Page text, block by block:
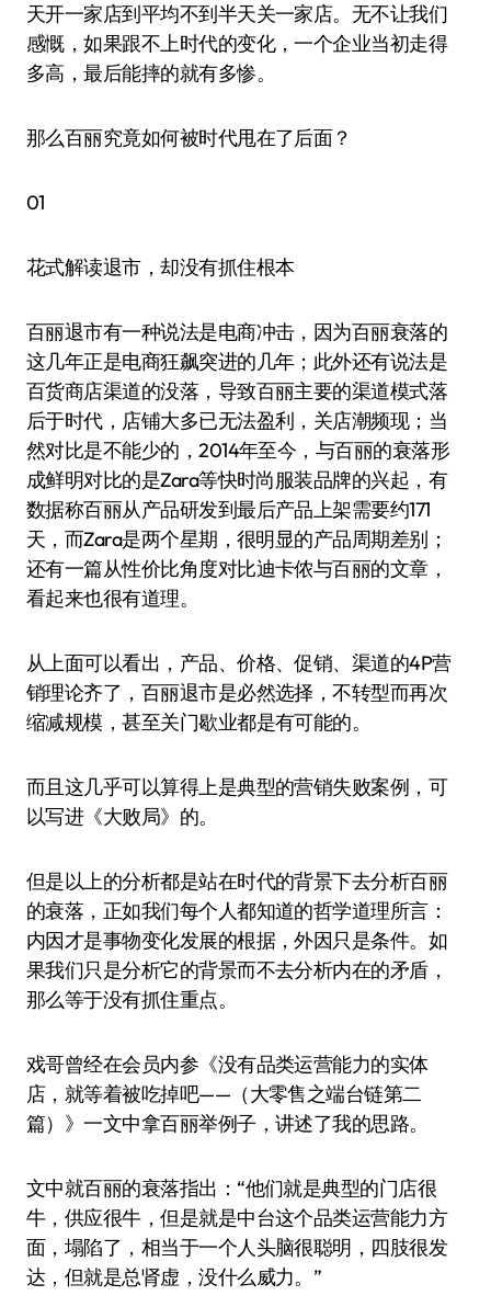
天开一家店到平均不到半天关一家店。无不让我们
感慨，如果跟不上时代的变化，一个企业当初走得
多高，最后能摔的就有多惨。
那么百丽究竟如何被时代甩在了后面？
01
花式解读退市，却没有抓住根本
百丽退市有一种说法是电商冲击，因为百丽衰落的
这几年正是电商狂飙突进的几年；此外还有说法是
百货商店渠道的没落，导致百丽主要的渠道模式落
后于时代，店铺大多已无法盈利，关店潮频现；当
然对比是不能少的，2014年至今，与百丽的衰落形
成鲜明对比的是Zara等快时尚服装品牌的兴起，有
数据称百丽从产品研发到最后产品上架需要约171
天，而Zara是两个星期，很明显的产品周期差别；
还有一篇从性价比角度对比迪卡侬与百丽的文章，
看起来也很有道理。
从上面可以看出，产品、价格、促销、渠道的4P营
销理论齐了，百丽退市是必然选择，不转型而再次
缩减规模，甚至关门歇业都是有可能的。
而且这几乎可以算得上是典型的营销失败案例，可
以写进《大败局》的。
但是以上的分析都是站在时代的背景下去分析百丽
的衰落，正如我们每个人都知道的哲学道理所言：
内因才是事物变化发展的根据，外因只是条件。如
果我们只是分析它的背景而不去分析内在的矛盾，
那么等于没有抓住重点。
戏哥曾经在会员内参《没有品类运营能力的实体
店，就等着被吃掉吧——（大零售之端台链第二
篇）》一文中拿百丽举例子，讲述了我的思路。
文中就百丽的衰落指出：“他们就是典型的门店很
牛，供应很牛，但是就是中台这个品类运营能力方
面，塌陷了，相当于一个人头脑很聪明，四肢很发
达，但就是总肾虚，没什么威力。”